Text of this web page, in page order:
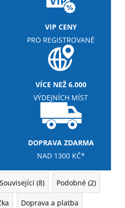
VIP CENY
PRO REGISTROVANÉ
VÍCE NEŽ 6.000
VÝDEJNÍCH MÍST
DOPRAVA ZDARMA
NAD 1300 KČ*
Související (8) Podobné (2)
Doprava a platba